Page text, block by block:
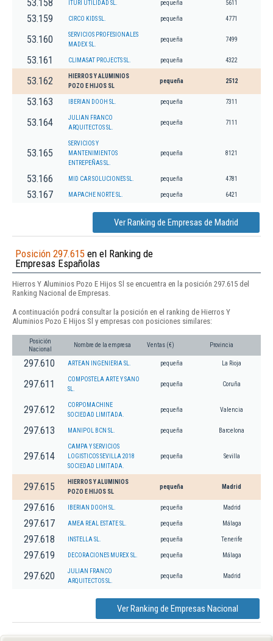
53.158 ITURI UTILIDAD SL. pequeña 5611
53.159 CIRCO KIDS SL. pequeña 4771
53.160
SERVICIOS PROFESIONALES
MADEX SL.
pequeña 7499
53.161 CLIMASAT PROJECTS SL. pequeña 4322
53.162
HIERROS Y ALUMINIOS
POZO E HIJOS SL
pequeña 2512
53.163 IBERIAN DOOH SL. pequeña 7311
53.164
JULIAN FRANCO
ARQUITECTOS SL.
pequeña 7111
53.165
SERVICIOS Y
MANTENIMIENTOS
ENTREPEÑAS SL.
pequeña 8121
53.166 MID CAR SOLUCIONES SL. pequeña 4781
53.167 MAPACHE NORTE SL. pequeña 6421
Ver Ranking de Empresas de Madrid
Posición 297.615 en el Ranking de
Empresas Españolas
Hierros Y Aluminios Pozo E Hijos Sl se encuentra en la posición 297.615 del
Ranking Nacional de Empresas.
A continuación podrá consultar la posición en el ranking de Hierros Y
Aluminios Pozo E Hijos Sl y empresas con posiciones similares:
Posición
Nacional
Nombre de la empresa Ventas (€) Provincia
297.610 ARTEAN INGENIERIA SL. pequeña La Rioja
297.611
COMPOSTELA ARTE Y SANO
SL.
pequeña Coruña
297.612
CORPOMACHINE
SOCIEDAD LIMITADA.
pequeña Valencia
297.613 MANIPOL BCN SL. pequeña Barcelona
297.614
CAMPA Y SERVICIOS
LOGISTICOS SEVILLA 2018
SOCIEDAD LIMITADA.
pequeña Sevilla
297.615
HIERROS Y ALUMINIOS
POZO E HIJOS SL
pequeña Madrid
297.616 IBERIAN DOOH SL. pequeña Madrid
297.617 AMEA REAL ESTATE SL. pequeña Málaga
297.618 INSTELLA SL. pequeña Tenerife
297.619 DECORACIONES MUREX SL. pequeña Málaga
297.620
JULIAN FRANCO
ARQUITECTOS SL.
pequeña Madrid
Ver Ranking de Empresas Nacional